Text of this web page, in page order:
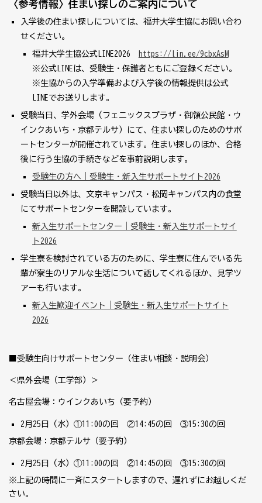
〈参考情報〉住まい探しのご案内について
入学後の住まい探しについては、福井大学生協にお問い合わ
せください。
福井大学生協公式LINE2026
https://lin.ee/9cbxAsM
※公式LINE は、受験生・保護者ともにご登録ください。
※生協からの入学準備および入学後の情報提供は公式
LINEでお送りします。
受験当日、学外会場（フェニックスプラザ・御領公民館・ウ
インクあいち・京都テルサ）にて、住まい探しのためのサポ
ートセンターが開催されています。住まい探しのほか、合格
後に行う生協の手続きなどを事前説明します。
受験生の方へ｜受験生・新入生サポートサイト2026
受験当日以外は、文京キャンパス・松岡キャンパス内の食堂
にてサポートセンターを開設しています。
新入生サポートセンター｜受験生・新入生サポートサイ
ト2026
学生寮を検討されている方のために、学生寮に住んでいる先
輩が寮生のリアルな生活について話してくれるほか、見学ツ
アーも行います。
新入生歓迎イベント｜受験生・新入生サポートサイト
2026
■受験生向けサポートセンター（住まい相談・説明会）
＜県外会場（工学部）＞
名古屋会場：ウインクあいち（要予約）
2月 25 日（水）①11:00の回 ②14:45の回 ③15:30の回
京都会場：京都テルサ（要予約）
2月 25 日（水）①11:00の回 ②14:45の回 ③15:30の回
※上記の時間に一斉にスタートしますので、遅れずにお越しくだ
さい。